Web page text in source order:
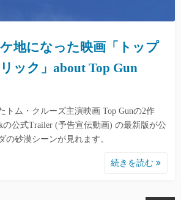
地になった映画「トップ
ック」about Top Gun
トム・クルーズ主演映画 Top Gunの2作
の公式Trailer (予告宣伝動画) の最新版が公
の砂漠シーンが見れます。
続きを読む